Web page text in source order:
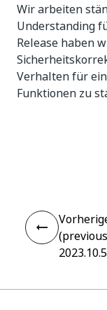
Wir arbeiten
Understanding
Release haben
Verhalten für
Funktionen zu
2023.10.5